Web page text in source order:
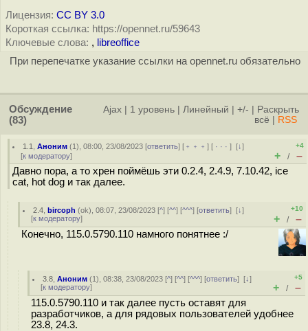
Лицензия: CC BY 3.0
Короткая ссылка: https://opennet.ru/59643
Ключевые слова: , libreoffice
При перепечатке указание ссылки на opennet.ru обязательно
Обсуждение
(83)
Ajax 1 уровень Линейный +/-
Раскрыть
всё
RSS
1.1 ,Аноним (1), 08:00, 23/08/2023 [ответить] [ ﹢﹢﹢] [ · · ·][↓]
[к модератору]
+4
+ / –
Давно пора, а то хрен поймёшь эти 0.2.4, 2.4.9, 7.10.42, ice
cat, hot dog и так далее.
2.4 ,bircoph (ok), 08:07, 23/08/2023 [^] [^^] [^^^] [ответить][↓]
[к модератору]
+10
+ / –
Конечно, 115.0.5790.110 намного понятнее :/
3.8 ,Аноним (1), 08:38, 23/08/2023 [^] [^^] [^^^] [ответить][↓]
[к модератору]
+5
+ / –
115.0.5790.110 и так далее пусть оставят для
разработчиков, а для рядовых пользователей удобнее
23.8, 24.3.